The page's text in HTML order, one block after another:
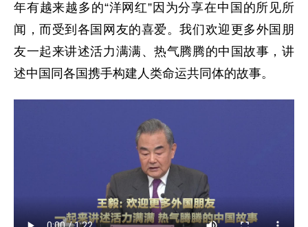
年有越来越多的“洋网红”因为分享在中国的所见所
闻，而受到各国网友的喜爱。我们欢迎更多外国朋
友一起来讲述活力满满、热气腾腾的中国故事，讲
述中国同各国携手构建人类命运共同体的故事。